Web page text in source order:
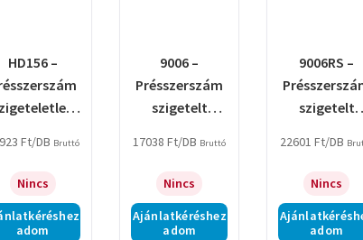
HD156 –
Ft/DB Bruttó
Nincs
adom
9006 –
Présszerszám
szigetelt
17038Ft/DB Bruttó
Nincs
Ajánlatkéréshez
adom
9006RS –
szigetelt
22601Ft/DB
Nincs
adom